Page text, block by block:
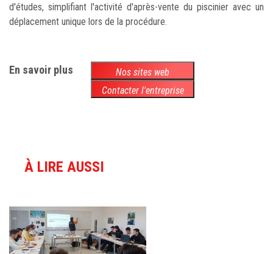
d'études, simplifiant l'activité d'après-vente du piscinier avec un
déplacement unique lors de la procédure.
En savoir plus
Nos sites web
Contacter l'entreprise
À LIRE AUSSI